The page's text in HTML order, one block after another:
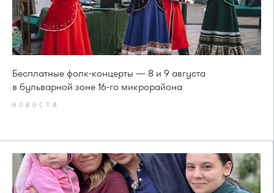
Бесплатные фолк-концерты — 8 и 9 августа
в бульварной зоне 16-го микрорайона
НОВОСТИ